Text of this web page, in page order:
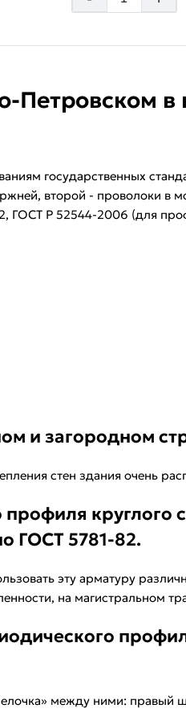
Петровском в
государственных
второй - проволоки в
ГОСТ Р 52544-2006 (для
и загородном
стен здания очень
круглого
ГОСТ 5781-82.
эту арматуру
на магистральном
между ними: